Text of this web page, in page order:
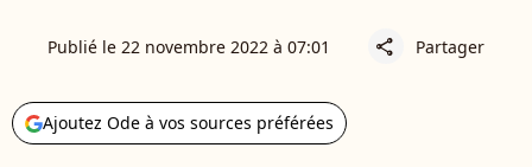
Publié le 22 novembre 2022 à 07:01 share Partager
Ajoutez Ode à vos sources préférées